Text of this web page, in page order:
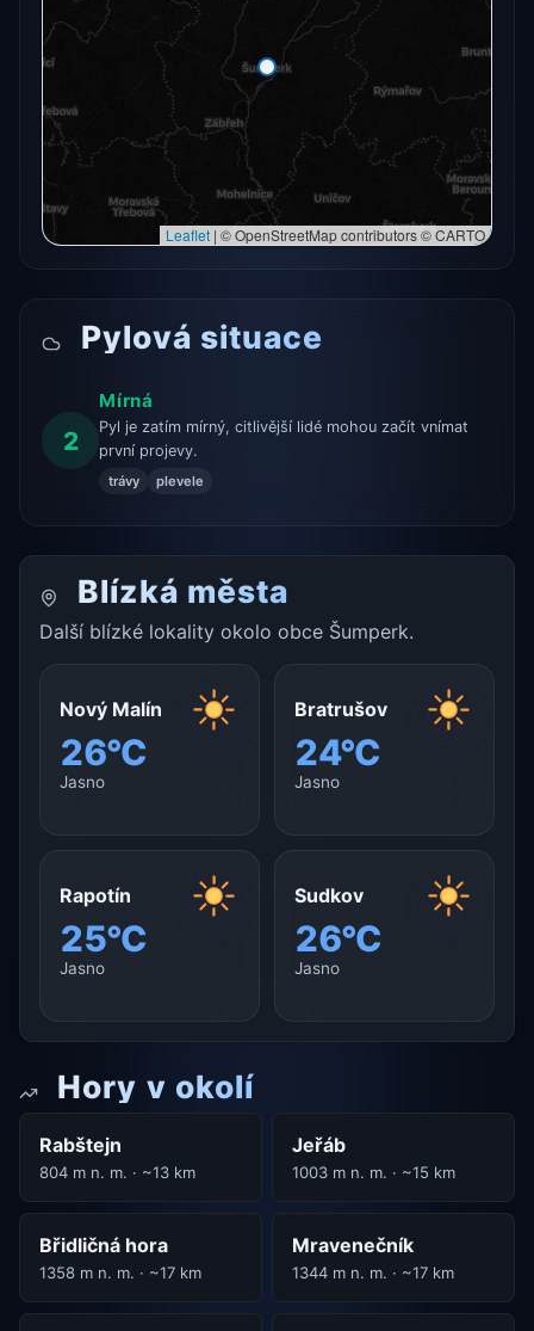
Otevřít v plné mapě
Zkusit znovu
Otevřít v plné mapě →
Leaflet | © OpenStreetMap contributors © CARTO
Pylová situace
2
Mírná
Pyl je zatím mírný, citlivější lidé mohou začít vnímat
první projevy.
trávy plevele
Blízká města
Další blízké lokality okolo obce Šumperk.
Nový Malín
26°C
Jasno
Bratrušov
24°C
Jasno
Rapotín
25°C
Jasno
Sudkov
26°C
Jasno
Hory v okolí
Rabštejn
804 m n. m. · ~13 km
Jeřáb
1003 m n. m. · ~15 km
Břidličná hora
1358 m n. m. · ~17 km
Mravenečník
1344 m n. m. · ~17 km